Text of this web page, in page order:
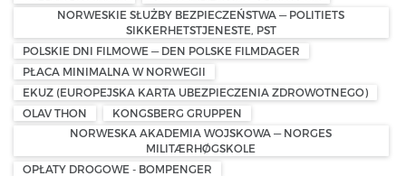
NORWESKIE SŁUŻBY BEZPIECZEŃSTWA — POLITIETS
SIKKERHETSTJENESTE, PST
POLSKIE DNI FILMOWE — DEN POLSKE FILMDAGER
PŁACA MINIMALNA W NORWEGII
EKUZ (EUROPEJSKA KARTA UBEZPIECZENIA ZDROWOTNEGO)
OLAV THON
KONGSBERG GRUPPEN
NORWESKA AKADEMIA WOJSKOWA — NORGES
MILITÆRHØGSKOLE
OPŁATY DROGOWE - BOMPENGER